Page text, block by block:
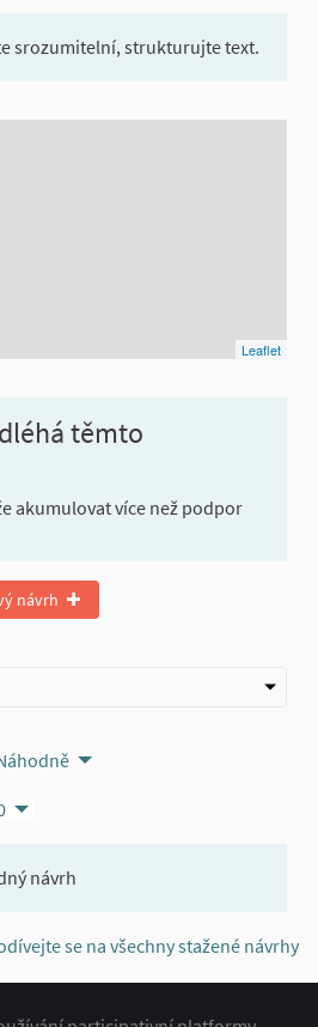
srozumitelní, strukturujte text.
která prezentuje položky na této
Leaflet
těmto
akumulovat více než podpor
návrh
návrh
se na všechny stažené návrhy